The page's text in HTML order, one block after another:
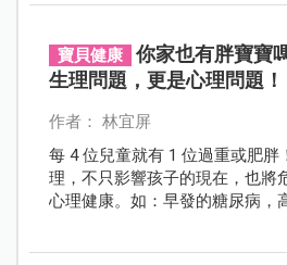
寶貝健康
你家也有胖寶寶
生理問題，更是心理問題！
作者： 林宜屏
每 4 位兒童就有 1 位過重或肥胖
理，不只影響孩子的現在，也將
心理健康。如：早發的糖尿病，